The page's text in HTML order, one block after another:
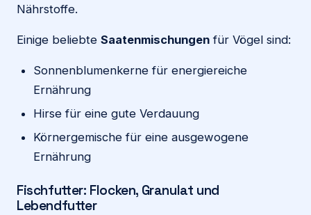
Nährstoffe.
Einige beliebte Saatenmischungen für Vögel sind:
Sonnenblumenkerne für energiereiche
Ernährung
Hirse für eine gute Verdauung
Körnergemische für eine ausgewogene
Ernährung
Fischfutter: Flocken, Granulat und
Lebendfutter